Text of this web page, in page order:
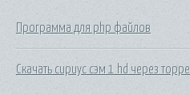
Программа для php файлов
Скачать сириус сэм 1 hd через